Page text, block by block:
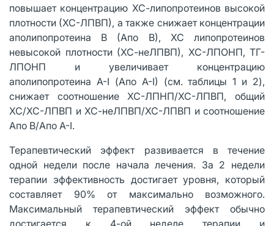
повышает концентрацию ХС-липопротеинов высокой
плотности (ХС-ЛПВП), а также снижает концентрации
аполипопротеина В (Апо В), ХС липопротеинов
невысокой плотности (ХС-неЛПВП), ХС-ЛПОНП, ТГ-
ЛПОНП и увеличивает концентрацию
аполипопротеина А-I (Апо А-I) (см. таблицы 1 и 2),
снижает соотношение ХС-ЛПНП/ХС-ЛПВП, общий
ХС/ХС-ЛПВП и ХС-неЛПВП/ХС-ЛПВП и соотношение
Апо В/Апо А-I.
Терапевтический эффект развивается в течение
одной недели после начала лечения. За 2 недели
терапии эффективность достигает уровня, который
составляет 90% от максимально возможного.
Максимальный терапевтический эффект обычно
достигается к 4-ой неделе терапии и